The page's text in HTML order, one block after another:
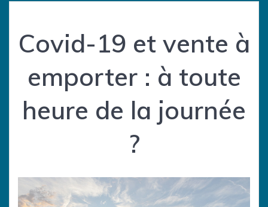
Covid-19 et vente à
emporter : à toute
heure de la journée
?